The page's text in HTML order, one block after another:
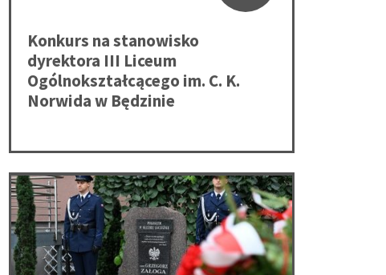
Konkurs na stanowisko
dyrektora III Liceum
Ogólnokształcącego im. C. K.
Norwida w Będzinie
Oddali hołd sierż. Grzegorzowi Załodze